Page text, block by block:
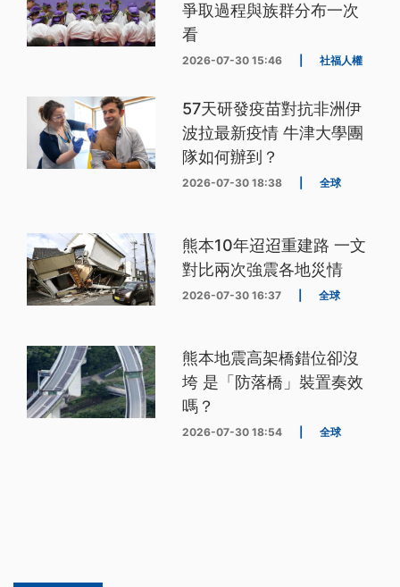
爭取過程與族群分布一次
看
2026-07-30 15:46 社福人權
57天研發疫苗對抗非洲伊
波拉最新疫情 牛津大學團
隊如何辦到？
2026-07-30 18:38 全球
熊本10年迢迢重建路 一文
對比兩次強震各地災情
2026-07-30 16:37 全球
熊本地震高架橋錯位卻沒
垮 是「防落橋」裝置奏效
嗎？
2026-07-30 18:54 全球